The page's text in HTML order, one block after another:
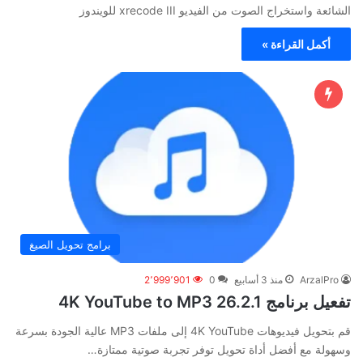
الشائعة واستخراج الصوت من الفيديو xrecode III للويندوز
أكمل القراءة »
برامج تحويل الصيغ
ArzalPro منذ 3 أسابيع 0 2٬999٬901
تفعيل برنامج 4K YouTube to MP3 26.2.1
قم بتحويل فيديوهات 4K YouTube إلى ملفات MP3 عالية الجودة بسرعة
وسهولة مع أفضل أداة تحويل توفر تجربة صوتية ممتازة…